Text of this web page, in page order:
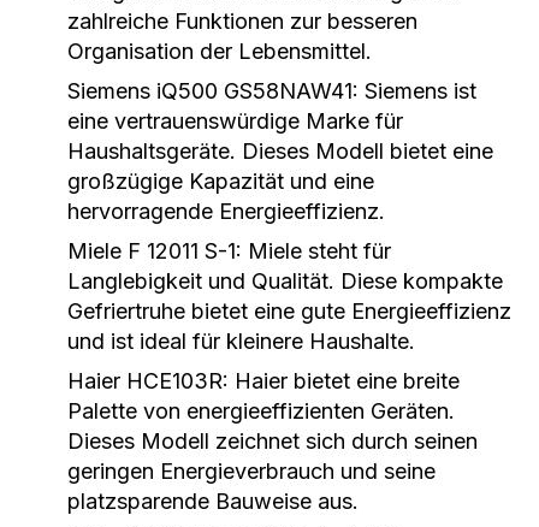
zahlreiche Funktionen zur besseren
Organisation der Lebensmittel.
Siemens iQ500 GS58NAW41: Siemens ist
eine vertrauenswürdige Marke für
Haushaltsgeräte. Dieses Modell bietet eine
großzügige Kapazität und eine
hervorragende Energieeffizienz.
Miele F 12011 S-1: Miele steht für
Langlebigkeit und Qualität. Diese kompakte
Gefriertruhe bietet eine gute Energieeffizienz
und ist ideal für kleinere Haushalte.
Haier HCE103R: Haier bietet eine breite
Palette von energieeffizienten Geräten.
Dieses Modell zeichnet sich durch seinen
geringen Energieverbrauch und seine
platzsparende Bauweise aus.